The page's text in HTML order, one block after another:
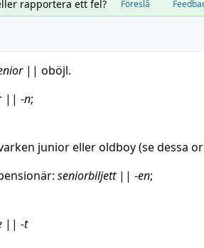
rapportera ett fel? Föreslå
|| oböjl.
|| -n;
juniorelleroldboy(se dessa
: seniorbiljett|| -en;
|| -t